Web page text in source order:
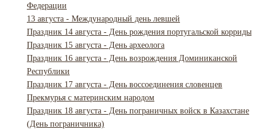
Федерации
13 августа - Международный день левшей
Праздник 14 августа - День рождения португальской корриды
Праздник 15 августа - День археолога
Праздник 16 августа - День возрождения Доминиканской
Республики
Праздник 17 августа - День воссоединения словенцев
Прекмурья с материнским народом
Праздник 18 августа - День пограничных войск в Казахстане
(День пограничника)